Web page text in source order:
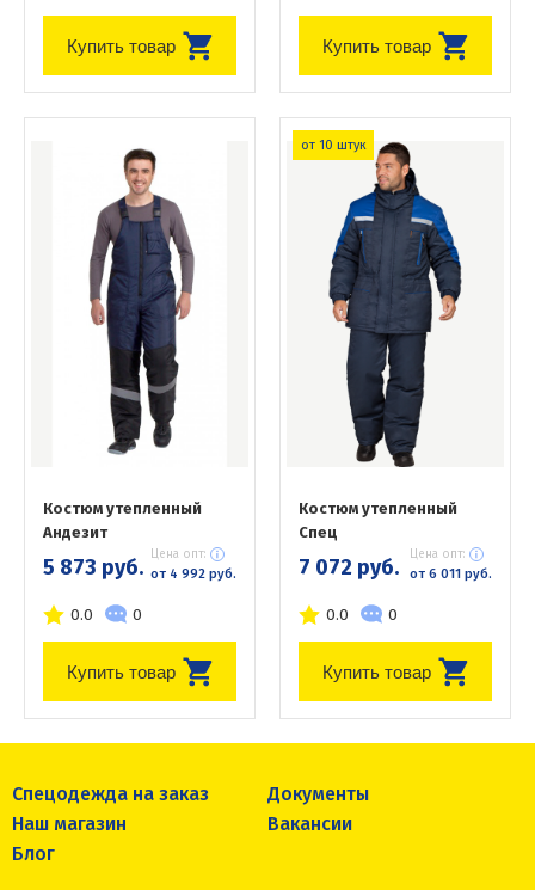
Купить товар Купить товар
Костюм утепленный
Андезит
5 873 руб. Цена опт:
от 4 992 руб.
0.0 0
Купить товар
от 10 штук
Костюм утепленный
Спец
7 072 руб. Цена опт:
от 6 011 руб.
0.0 0
Купить товар
Спецодежда на заказ
Документы
Наш магазин
Вакансии
Блог